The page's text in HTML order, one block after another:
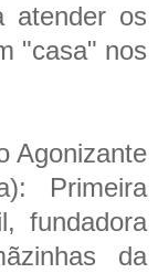
atender os
"casa" nos
Agonizante
Primeira
fundadora
da